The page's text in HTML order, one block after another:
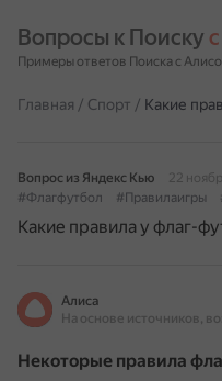
Вопросы к Поиску
Примеры ответов Поиска с
Главная / Спорт / Какие
Вопрос из Яндекс Кью
22
#Флагфутбол
#Правилаигры
Какие правила у флаг-
Алиса
Некоторые правила